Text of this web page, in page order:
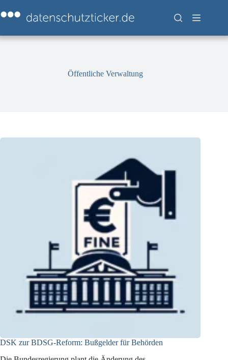
Inhalt
springen
Öffentliche Verwaltung
DSK zur BDSG-Reform: Bußgelder für Behörden